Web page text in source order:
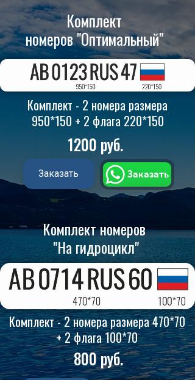
Заказать
1200 руб.
Заказать
800 руб.
Комплект
номеров"Оптимальный"
Комплект номеров
"На гидроцикл"
Комплект - 2 номера размера
950*150 + 2 флага 220*150
Комплект - 2 номера размера 470*70
+ 2 флага 100*70